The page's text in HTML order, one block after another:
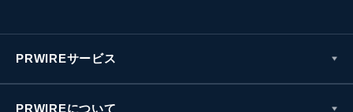
PRWIREサービス
PRWIREについて